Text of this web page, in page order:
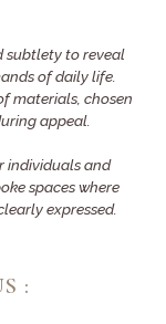
subtlety to reveal
of daily life.
materials, chosen
appeal.
individuals and
spaces where
expressed.
: